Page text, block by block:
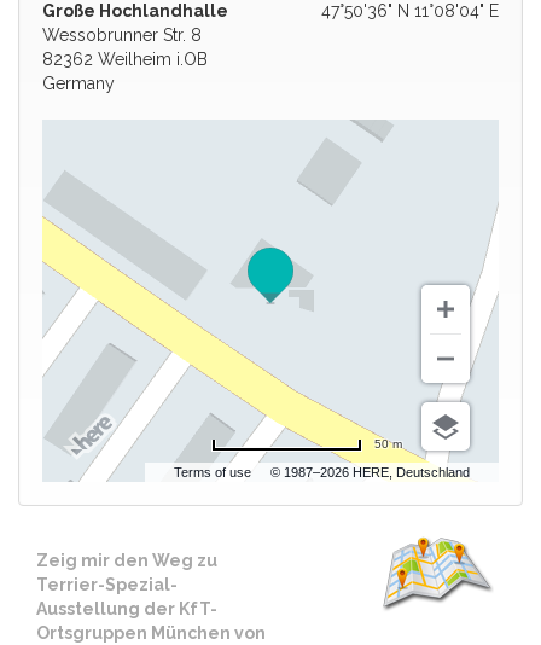
47°50'36" N 11°08'04" E
Große Hochlandhalle
Wessobrunner Str. 8
82362 Weilheim i.OB
Germany
Terms of use © 1987–2026 HERE, Deutschland
50 m
Zeig mir den Weg zu
Terrier-Spezial-
Ausstellung der KfT-
Ortsgruppen München von